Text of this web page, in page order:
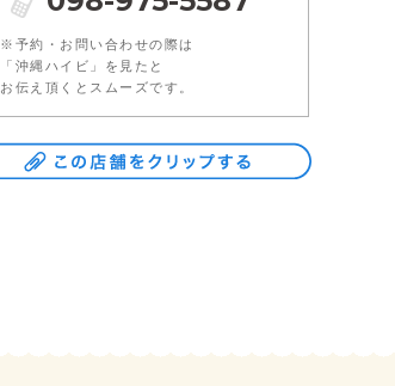
※予約・お問い合わせの際は
「沖縄ハイビ」を見たと
お伝え頂くとスムーズです。